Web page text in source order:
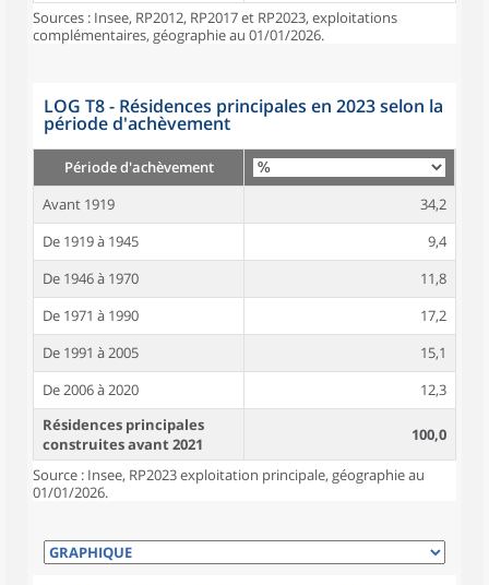
Sources : Insee, RP2012, RP2017 et RP2023, exploitations
complémentaires, géographie au 01/01/2026.
LOG T8 - Résidences principales en 2023 selon la
période d'achèvement
Période d'achèvement
Avant 1919
34,2
De 1919 à 1945
9,4
De 1946 à 1970
11,8
De 1971 à 1990
17,2
De 1991 à 2005
15,1
De 2006 à 2020
12,3
Résidences principales
construites avant 2021
100,0
Source : Insee, RP2023 exploitation principale, géographie au
01/01/2026.